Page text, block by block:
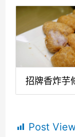
招牌香炸芋
Post